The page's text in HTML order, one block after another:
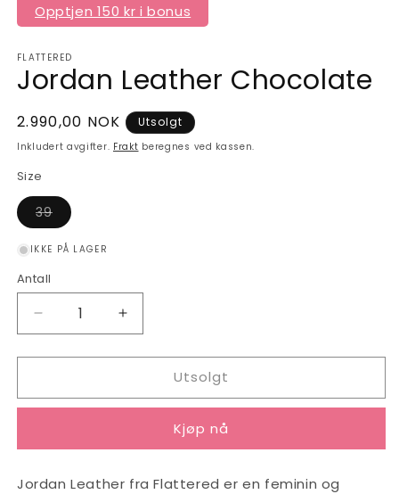
Opptjen 150 kr i bonus
FLATTERED
Jordan Leather Chocolate
Vanlig
pris
2.990,00 NOK Utsolgt
Inkludert avgifter. Frakt beregnes ved kassen.
Size
39Varianten
er
eller
IKKE PÅ LAGER
Antall
Antall
antallet
for
Leather
Øk
antallet
for
Leather
Utsolgt
Kjøp nå
Jordan Leather fra Flattered er en feminin og